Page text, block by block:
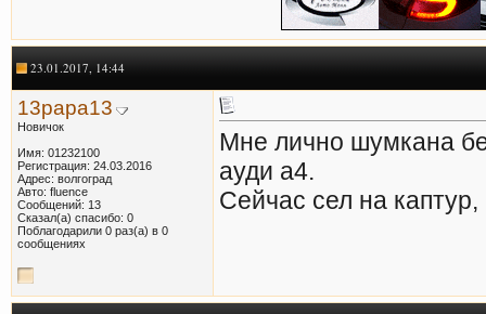
23.01.2017, 14:44
13papa13
Новичок
Имя: 01232100
Регистрация: 24.03.2016
Адрес: волгоград
Авто: fluence
Сообщений: 13
Сказал(а) спасибо: 0
Поблагодарили 0 раз(а) в 0
сообщениях
Мне лично шумкана
ауди а4.
Сейчас сел на